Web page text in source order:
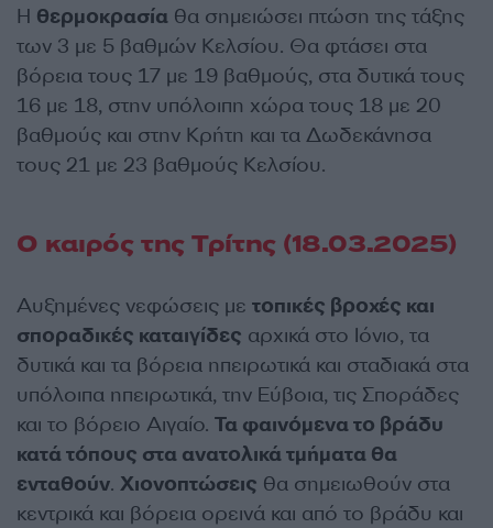
Η θερμοκρασία θα σημειώσει πτώση της τάξης
των 3 με 5 βαθμών Κελσίου. Θα φτάσει στα
βόρεια τους 17 με 19 βαθμούς, στα δυτικά τους
16 με 18, στην υπόλοιπη χώρα τους 18 με 20
βαθμούς και στην Κρήτη και τα Δωδεκάνησα
τους 21 με 23 βαθμούς Κελσίου.
Ο καιρός της Τρίτης (18.03.2025)
Αυξημένες νεφώσεις με τοπικές βροχές και
σποραδικές καταιγίδες αρχικά στο Ιόνιο, τα
δυτικά και τα βόρεια ηπειρωτικά και σταδιακά στα
υπόλοιπα ηπειρωτικά, την Εύβοια, τις Σποράδες
και το βόρειο Αιγαίο. Τα φαινόμενα το βράδυ
κατά τόπους στα ανατολικά τμήματα θα
ενταθούν. Χιονοπτώσεις θα σημειωθούν στα
κεντρικά και βόρεια ορεινά και από το βράδυ και